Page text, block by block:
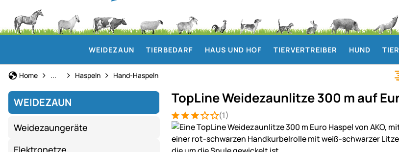
WEIDEZAUN TIERBEDARF HAUS UND HOF TIERVERTREIBER HUND
Home Weidezaun
... Haspeln Hand-Haspeln
WEIDEZAUN
Weidezaungeräte
Elektronetze
TopLine Weidezaunlitze 300 m auf
Bewertung: 3 von 5 (1 Bewertungen)
1 Bewertung(1)
Produktgalerie